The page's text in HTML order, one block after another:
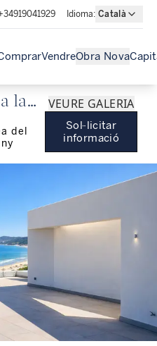
Idioma: Català
VendreObra Nova
la
del
VEURE GALERIA
Sol·licitar
informació